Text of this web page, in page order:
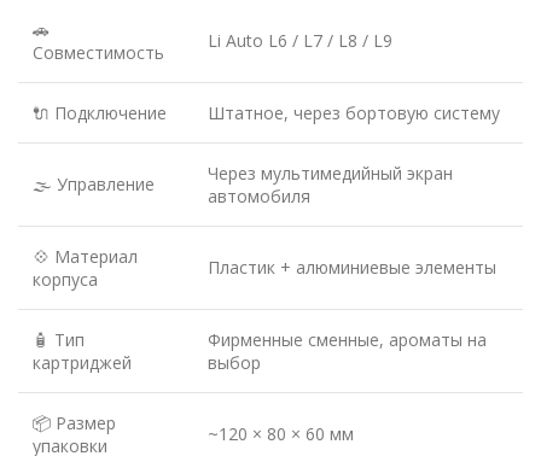
🚗
Совместимость
Li Auto L6 / L7 / L8 / L9
🔌 Подключение Штатное, через бортовую систему
🌫️ Управление
Через мультимедийный экран
автомобиля
💠 Материал
корпуса
Пластик + алюминиевые элементы
🧴 Тип
картриджей
Фирменные сменные, ароматы на
выбор
📦 Размер
упаковки
~120 × 80 × 60 мм